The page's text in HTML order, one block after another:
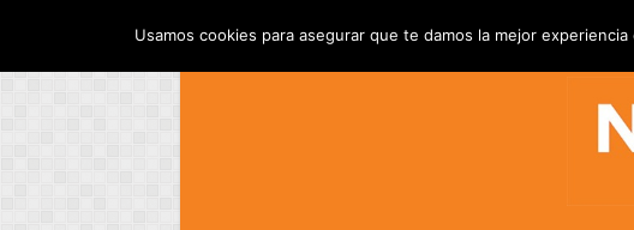
Usamos cookies para asegurar que te damos la mejor